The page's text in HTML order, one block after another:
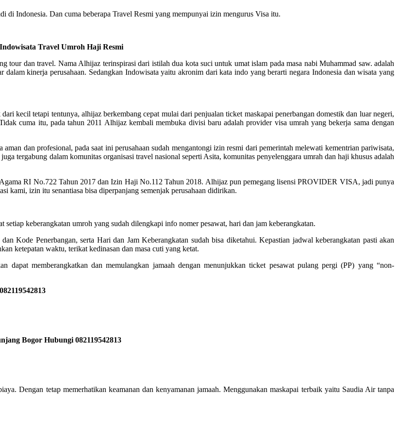
di Indonesia. Dan cuma beberapa Travel Resmi yang mempunyai izin mengurus Visa itu.
Travel Umroh Haji Resmi
tour dan travel. Nama Alhijaz terinspirasi dari istilah dua kota suci untuk umat islam pada masa nabi Muhammad saw. adalah
kinerja perusahaan. Sedangkan Indowisata yaitu akronim dari kata indo yang berarti negara Indonesia dan wisata yang
kecil tetapi tentunya, alhijaz berkembang cepat mulai dari penjualan ticket maskapai penerbangan domestik dan luar negeri,
cuma itu, pada tahun 2011 Alhijaz kembali membuka divisi baru adalah provider visa umrah yang bekerja sama dengan
dan profesional, pada saat ini perusahaan sudah mengantongi izin resmi dari pemerintah melewati kementrian pariwisata,
tergabung dalam komunitas organisasi travel nasional seperti Asita, komunitas penyelenggara umrah dan haji khusus adalah
RI No.722 Tahun 2017 dan Izin Haji No.112 Tahun 2018. Alhijaz pun pemegang lisensi PROVIDER VISA, jadi punya
kami, izin itu senantiasa bisa diperpanjang semenjak perusahaan didirikan.
keberangkatan umroh yang sudah dilengkapi info nomer pesawat, hari dan jam keberangkatan.
Kode Penerbangan, serta Hari dan Jam Keberangkatan sudah bisa diketahui. Kepastian jadwal keberangkatan pasti akan
ketepatan waktu, terikat kedinasan dan masa cuti yang ketat.
memberangkatkan dan memulangkan jamaah dengan menunjukkan ticket pesawat pulang pergi (PP) yang “non-
Bogor Hubungi 082119542813
Dengan tetap memerhatikan keamanan dan kenyamanan jamaah. Menggunakan maskapai terbaik yaitu Saudia Air tanpa